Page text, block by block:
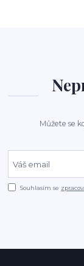
Můžete se
Souhlasím se